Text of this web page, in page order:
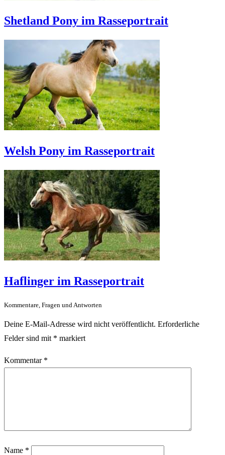
Shetland Pony im Rasseportrait
Welsh Pony im Rasseportrait
Haflinger im Rasseportrait
Kommentare, Fragen und Antworten
Deine E-Mail-Adresse wird nicht veröffentlicht. Erforderliche
Felder sind mit * markiert
Kommentar *
Name *